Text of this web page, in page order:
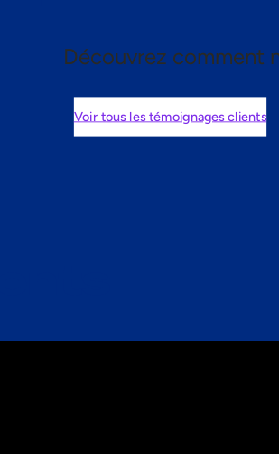
Découvrez comment
Voir tous les témoignages clients